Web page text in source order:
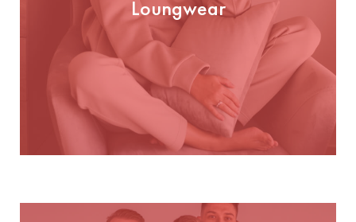
Loungwear
PRÜFEN